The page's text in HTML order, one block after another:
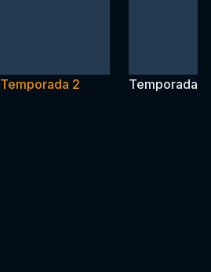
Temporada 2 Temporada 3